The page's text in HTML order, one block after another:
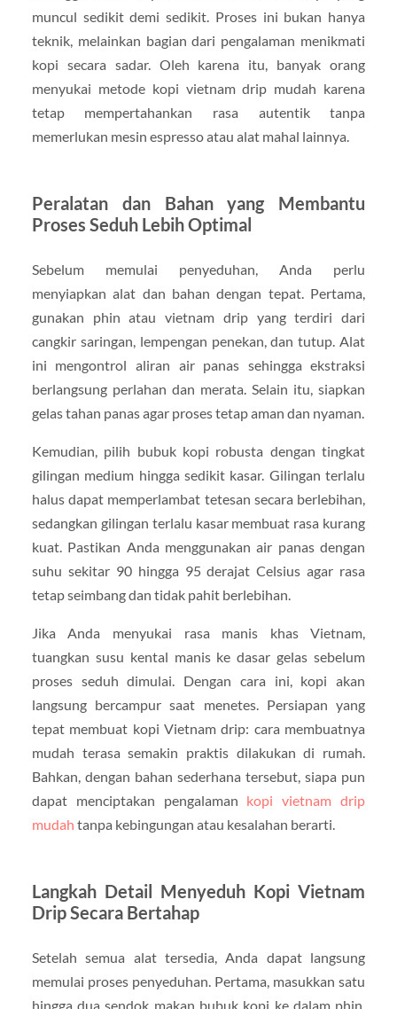
muncul sedikit demi sedikit. Proses ini bukan hanya
teknik, melainkan bagian dari pengalaman menikmati
kopi secara sadar. Oleh karena itu, banyak orang
menyukai metode kopi vietnam drip mudah karena
tetap mempertahankan rasa autentik tanpa
memerlukan mesin espresso atau alat mahal lainnya.
Peralatan dan Bahan yang Membantu
Proses Seduh Lebih Optimal
Sebelum memulai penyeduhan, Anda perlu
menyiapkan alat dan bahan dengan tepat. Pertama,
gunakan phin atau vietnam drip yang terdiri dari
cangkir saringan, lempengan penekan, dan tutup. Alat
ini mengontrol aliran air panas sehingga ekstraksi
berlangsung perlahan dan merata. Selain itu, siapkan
gelas tahan panas agar proses tetap aman dan nyaman.
Kemudian, pilih bubuk kopi robusta dengan tingkat
gilingan medium hingga sedikit kasar. Gilingan terlalu
halus dapat memperlambat tetesan secara berlebihan,
sedangkan gilingan terlalu kasar membuat rasa kurang
kuat. Pastikan Anda menggunakan air panas dengan
suhu sekitar 90 hingga 95 derajat Celsius agar rasa
tetap seimbang dan tidak pahit berlebihan.
Jika Anda menyukai rasa manis khas Vietnam,
tuangkan susu kental manis ke dasar gelas sebelum
proses seduh dimulai. Dengan cara ini, kopi akan
langsung bercampur saat menetes. Persiapan yang
tepat membuat kopi Vietnam drip: cara membuatnya
mudah terasa semakin praktis dilakukan di rumah.
Bahkan, dengan bahan sederhana tersebut, siapa pun
dapat menciptakan pengalaman kopi vietnam drip
mudah tanpa kebingungan atau kesalahan berarti.
Langkah Detail Menyeduh Kopi Vietnam
Drip Secara Bertahap
Setelah semua alat tersedia, Anda dapat langsung
memulai proses penyeduhan. Pertama, masukkan satu
hingga dua sendok makan bubuk kopi ke dalam phin.